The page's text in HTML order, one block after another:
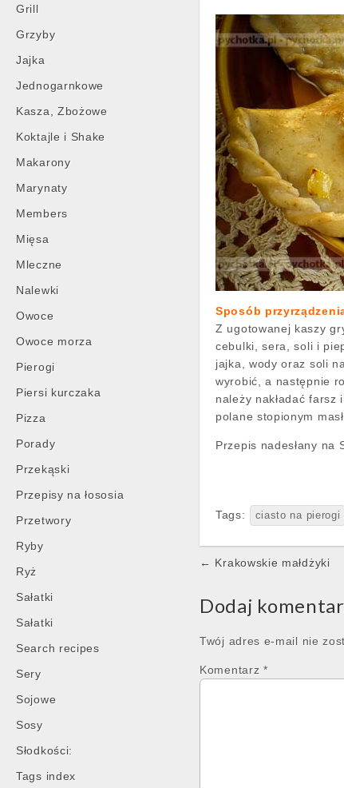
Grill
Grzyby
Jajka
Jednogarnkowe
Kasza, Zbożowe
Koktajle i Shake
Makarony
Marynaty
Members
Mięsa
Mleczne
Nalewki
Owoce
Owoce morza
Pierogi
Piersi kurczaka
Pizza
Porady
Przekąski
Przepisy na łososia
Przetwory
Ryby
Ryż
Sałatki
Sałatki
Search recipes
Sery
Sojowe
Sosy
Słodkości:
Tags index
Sposób
Z ugotowanej kaszy
cebulki, sera, soli i
jajka, wody oraz soli
wyrobić, a następnie
należy nakładać
polane stopionym
Przepis nadesłany na
Tags: ciasto na pierogi
Post
← Krakowskie małdżyki
Dodaj
Twój adres e-mail nie
Komentarz *